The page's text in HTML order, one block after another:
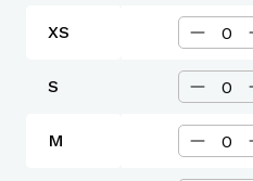
XS
S
M